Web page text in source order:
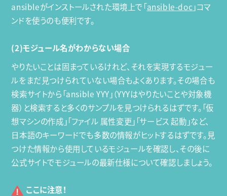
ansibleがインストールされた環境上で「ansible-doc 」コマ
ンドを使うのも便利です。
(2)モジュール名がわからない場合
やりたいことは固まっているけれど、それを実現するモジュー
ルをまだ見つけられていない場合もよくあります。その場合も
検索サイトから「ansible YYY」（YYYはやりたいことや対象機
器）と検索すると多くのサンプルを見つけられるはずです。「仮
想マシンの作成」「ファイル 属性変更」「サービス 起動」など、
日本語のキーワードでも多数の情報がヒットするはずです。見
つけた情報から使用しているモジュールを確認し、その後に
公式サイトでモジュールの最新仕様について確認しましょう。
ここに注意！